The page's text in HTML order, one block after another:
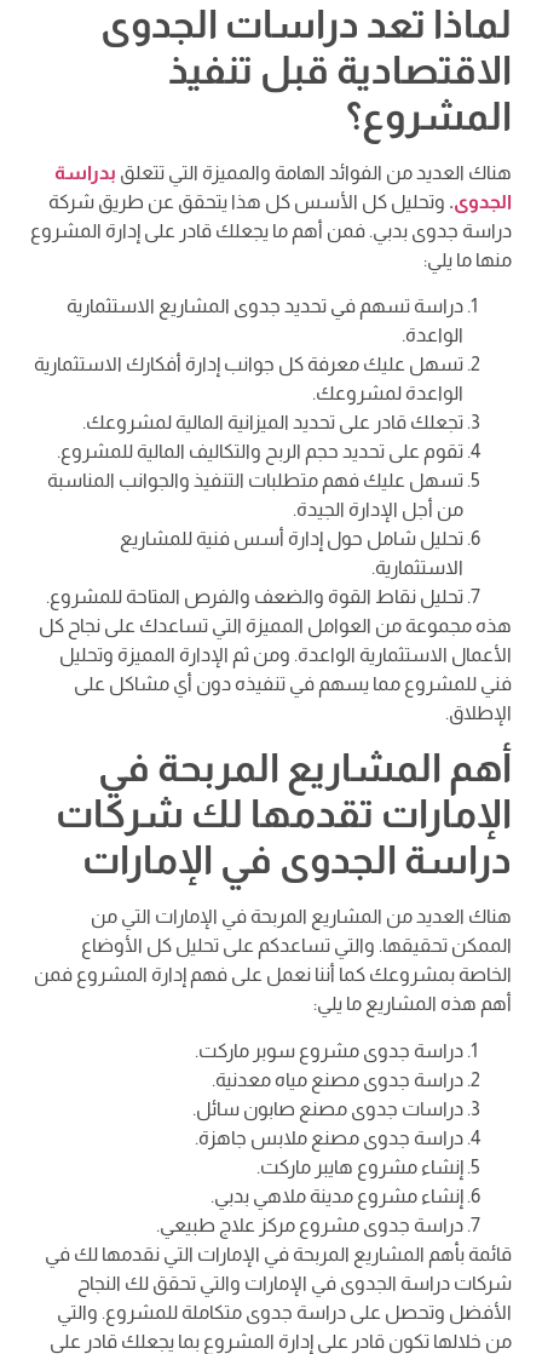
لماذا تعد دراسات الجدوى
الاقتصادية قبل تنفيذ
المشروع؟
هناك العديد من الفوائد الهامة والمميزة التي تتعلق بدراسة
الجدوى. وتحليل كل الأسس كل هذا يتحقق عن طريق شركة
دراسة جدوى بدبي. فمن أهم ما يجعلك قادر على إدارة المشروع
منها ما يلي:
دراسة تسهم في تحديد جدوى المشاريع الاستثمارية
الواعدة.
تسهل عليك معرفة كل جوانب إدارة أفكارك الاستثمارية
الواعدة لمشروعك.
تجعلك قادر على تحديد الميزانية المالية لمشروعك.
تقوم على تحديد حجم الربح والتكاليف المالية للمشروع.
تسهل عليك فهم متطلبات التنفيذ والجوانب المناسبة
من أجل الإدارة الجيدة.
تحليل شامل حول إدارة أسس فنية للمشاريع
الاستثمارية.
تحليل نقاط القوة والضعف والفرص المتاحة للمشروع.
هذه مجموعة من العوامل المميزة التي تساعدك على نجاح كل
الأعمال الاستثمارية الواعدة. ومن ثم الإدارة المميزة وتحليل
فني للمشروع مما يسهم في تنفيذه دون أي مشاكل على
الإطلاق.
أهم المشاريع المربحة في
الإمارات تقدمها لك شركات
دراسة الجدوى في الإمارات
هناك العديد من المشاريع المربحة في الإمارات التي من
الممكن تحقيقها. والتي تساعدكم على تحليل كل الأوضاع
الخاصة بمشروعك كما أننا نعمل على فهم إدارة المشروع فمن
أهم هذه المشاريع ما يلي:
دراسة جدوى مشروع سوبر ماركت.
دراسة جدوى مصنع مياه معدنية.
دراسات جدوى مصنع صابون سائل.
دراسة جدوى مصنع ملابس جاهزة.
إنشاء مشروع هايبر ماركت.
إنشاء مشروع مدينة ملاهي بدبي.
دراسة جدوى مشروع مركز علاج طبيعي.
قائمة بأهم المشاريع المربحة في الإمارات التي نقدمها لك في
شركات دراسة الجدوى في الإمارات والتي تحقق لك النجاح
الأفضل وتحصل على دراسة جدوى متكاملة للمشروع. والتي
من خلالها تكون قادر على إدارة المشروع بما يجعلك قادر على